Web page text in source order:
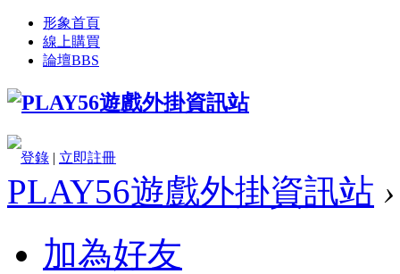
形象首頁
線上購買
論壇BBS
登錄 | 立即註冊
PLAY56遊戲外掛資訊站 ›
加為好友